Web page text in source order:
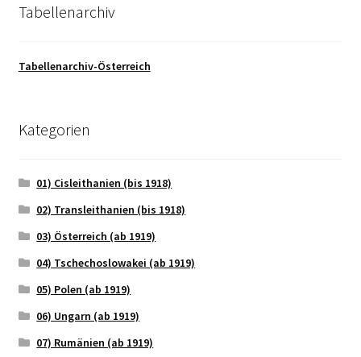
Tabellenarchiv
Tabellenarchiv-Österreich
Kategorien
01) Cisleithanien (bis 1918)
02) Transleithanien (bis 1918)
03) Österreich (ab 1919)
04) Tschechoslowakei (ab 1919)
05) Polen (ab 1919)
06) Ungarn (ab 1919)
07) Rumänien (ab 1919)